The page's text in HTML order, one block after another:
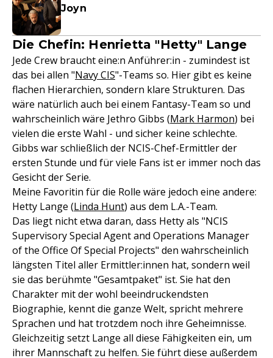
Joyn
Die Chefin: Henrietta "Hetty" Lange
Jede Crew braucht eine:n Anführer:in - zumindest ist
das bei allen "Navy CIS"-Teams so. Hier gibt es keine
flachen Hierarchien, sondern klare Strukturen. Das
wäre natürlich auch bei einem Fantasy-Team so und
wahrscheinlich wäre Jethro Gibbs (Mark Harmon) bei
vielen die erste Wahl - und sicher keine schlechte.
Gibbs war schließlich der NCIS-Chef-Ermittler der
ersten Stunde und für viele Fans ist er immer noch das
Gesicht der Serie.
Meine Favoritin für die Rolle wäre jedoch eine andere:
Hetty Lange (Linda Hunt) aus dem L.A.-Team.
Das liegt nicht etwa daran, dass Hetty als "NCIS
Supervisory Special Agent and Operations Manager
of the Office Of Special Projects" den wahrscheinlich
längsten Titel aller Ermittler:innen hat, sondern weil
sie das berühmte "Gesamtpaket" ist. Sie hat den
Charakter mit der wohl beeindruckendsten
Biographie, kennt die ganze Welt, spricht mehrere
Sprachen und hat trotzdem noch ihre Geheimnisse.
Gleichzeitig setzt Lange all diese Fähigkeiten ein, um
ihrer Mannschaft zu helfen. Sie führt diese außerdem